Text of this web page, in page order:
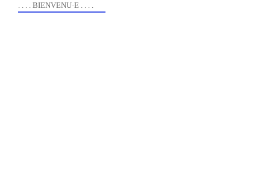
. . . . BIENVENU·E . . . .